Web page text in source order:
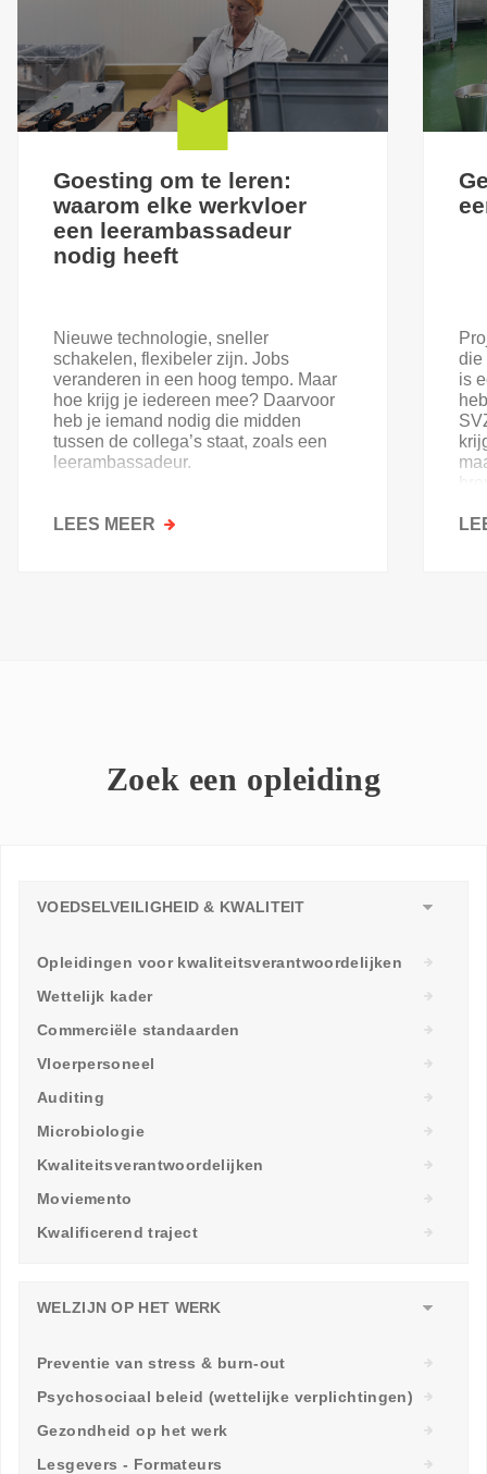
Goesting om te leren:
waarom elke werkvloer
een leerambassadeur
nodig heeft
Nieuwe technologie, sneller
schakelen, flexibeler zijn. Jobs
veranderen in een hoog tempo. Maar
hoe krijg je iedereen mee? Daarvoor
heb je iemand nodig die midden
tussen de collega’s staat, zoals een
leerambassadeur.
LEES MEER OVER
NODIG
die
is
Zoek een opleiding
VOEDSELVEILIGHEID & KWALITEIT
Opleidingen voor kwaliteitsverantwoordelijken
Wettelijk kader
Commerciële standaarden
Vloerpersoneel
Auditing
Microbiologie
Kwaliteitsverantwoordelijken
Moviemento
Kwalificerend traject
WELZIJN OP HET WERK
Preventie van stress & burn-out
Psychosociaal beleid (wettelijke verplichtingen)
Gezondheid op het werk
Lesgevers - Formateurs